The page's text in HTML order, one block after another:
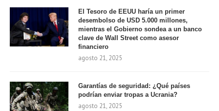
El Tesoro de EEUU haría un primer
desembolso de USD 5.000 millones,
mientras el Gobierno sondea a un banco
clave de Wall Street como asesor
financiero
agosto 21, 2025
Garantías de seguridad: ¿Qué países
podrían enviar tropas a Ucrania?
agosto 21, 2025